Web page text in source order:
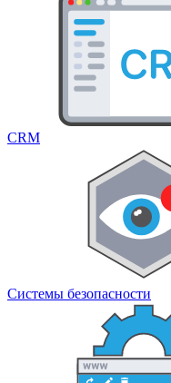
CRM
Системы безопасности